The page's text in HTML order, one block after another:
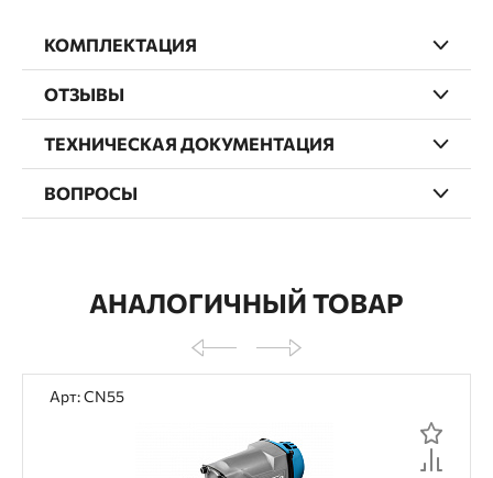
КОМПЛЕКТАЦИЯ
ОТЗЫВЫ
ТЕХНИЧЕСКАЯ ДОКУМЕНТАЦИЯ
ВОПРОСЫ
АНАЛОГИЧНЫЙ ТОВАР
Арт: CN55